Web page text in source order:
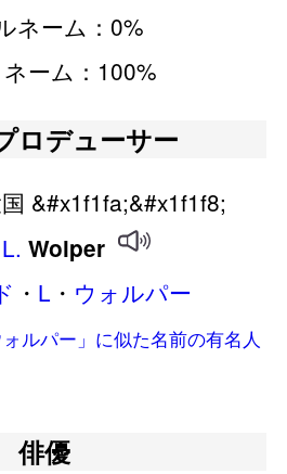
ネーム：0%
ーム：100%
ロデューサー
&#x1f1fa;&#x1f1f8;
L. Wolper
・ L ・ ウォルパー
ォルパー」に似た名前の有名人
俳優